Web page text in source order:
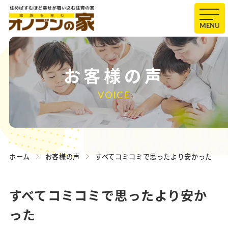
MENU
お客様の声
VOICE
ホーム お客様の声 すべてコミコミで思ったより安かった
すべてコミコミで思ったより安か
った